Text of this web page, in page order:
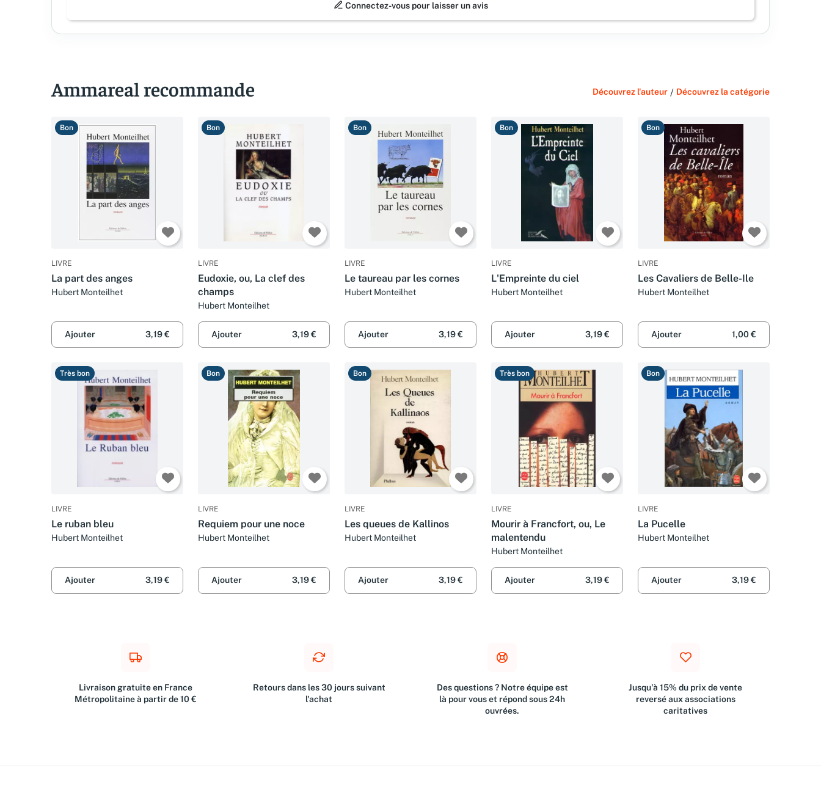
Connectez-vous pour laisser un avis
Ammareal recommande Découvrez l'auteur / Découvrez la catégorie
Bon
LIVRE
La part des anges
Hubert Monteilhet
Ajouter 3,19 €
Bon
LIVRE
Eudoxie, ou, La clef des
champs
Hubert Monteilhet
Ajouter 3,19 €
Bon
LIVRE
Le taureau par les cornes
Hubert Monteilhet
Ajouter 3,19 €
Bon
LIVRE
L'Empreinte du ciel
Hubert Monteilhet
Ajouter 3,19 €
Bon
LIVRE
Les Cavaliers de Belle-Ile
Hubert Monteilhet
Ajouter 1,00 €
Très bon
LIVRE
Le ruban bleu
Hubert Monteilhet
Ajouter 3,19 €
Bon
LIVRE
Requiem pour une noce
Hubert Monteilhet
Ajouter 3,19 €
Bon
LIVRE
Les queues de Kallinos
Hubert Monteilhet
Ajouter 3,19 €
Très bon
LIVRE
Mourir à Francfort, ou, Le
malentendu
Hubert Monteilhet
Ajouter 3,19 €
Bon
LIVRE
La Pucelle
Hubert Monteilhet
Ajouter 3,19 €
Livraison gratuite en France
Métropolitaine à partir de 10 €
Retours dans les 30 jours suivant
l'achat
Des questions ? Notre équipe est
là pour vous et répond sous 24h
ouvrées.
Jusqu'à 15% du prix de vente
reversé aux associations
caritatives